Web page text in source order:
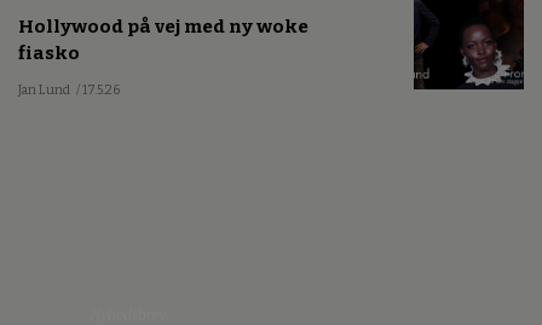
Hollywood på vej med ny woke
fiasko
Jan Lund / 17.5.26